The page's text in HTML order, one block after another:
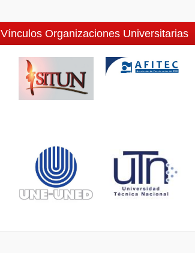
Vínculos Organizaciones Universitarias